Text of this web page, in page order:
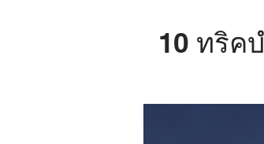
10 ทริค